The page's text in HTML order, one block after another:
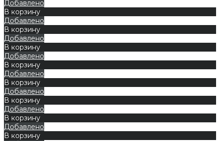
Добавлено
В корзину
Добавлено
В корзину
Добавлено
В корзину
Добавлено
В корзину
Добавлено
В корзину
Добавлено
В корзину
Добавлено
В корзину
Добавлено
В корзину